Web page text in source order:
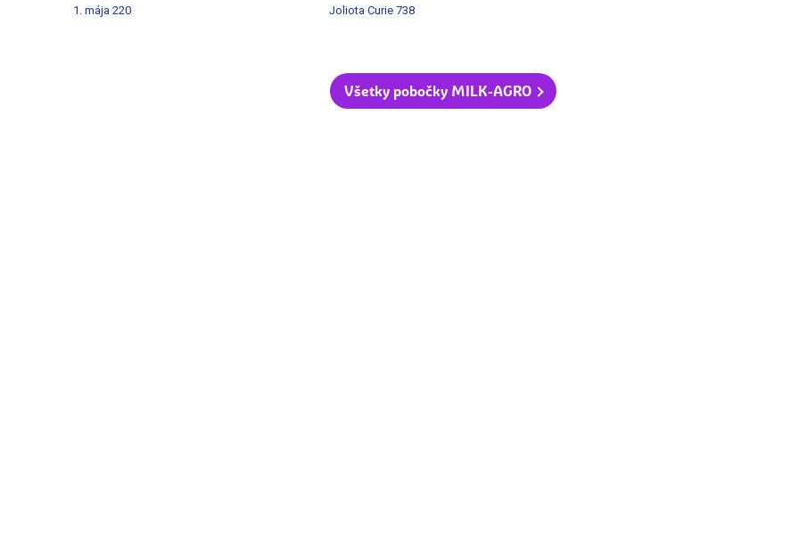
1. mája 220
Joliota Curie 738
Všetky pobočky MILK-AGRO